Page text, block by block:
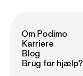
Om Podimo
Karriere
Blog
Brug for hjælp?